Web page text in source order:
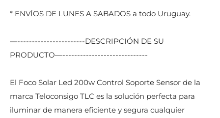
* ENVÍOS DE LUNES A SABADOS a todo Uruguay.
—-----------------------DESCRIPCIÓN DE SU
PRODUCTO—-----------------------------
El Foco Solar Led 200w Control Soporte Sensor de la
marca Teloconsigo TLC es la solución perfecta para
iluminar de manera eficiente y segura cualquier